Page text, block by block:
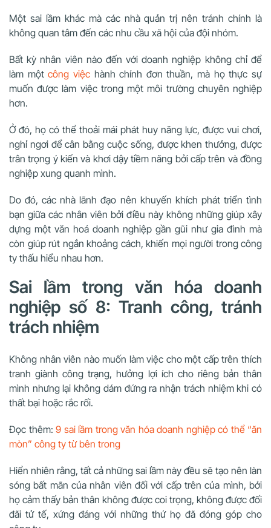
Một sai lầm khác mà các nhà quản trị nên tránh chính là
không quan tâm đến các nhu cầu xã hội của đội nhóm.
Bất kỳ nhân viên nào đến với doanh nghiệp không chỉ để
làm mộtcông việchành chính đơn thuần, mà họ thực sự
muốn được làm việc trong một môi trường chuyên nghiệp
hơn.
Ở đó, họ có thể thoải mái phát huy năng lực, được vui chơi,
nghỉ ngơi để cân bằng cuộc sống, được khen thưởng, được
trân trọng ý kiến và khơi dậy tiềm năng bởi cấp trên và đồng
nghiệp xung quanh mình.
Do đó, các nhà lãnh đạo nên khuyến khích phát triển tình
bạn giữa các nhân viên bởi điều này không những giúp xây
dựng một văn hoá doanh nghiệp gần gũi như gia đình mà
còn giúp rút ngắn khoảng cách, khiến mọi người trong công
ty thấu hiểu nhau hơn.
Sai lầm trong văn hóa doanh
nghiệp số 8: Tranh công, tránh
trách nhiệm
Không nhân viên nào muốn làm việc cho một cấp trên thích
tranh giành công trạng, hưởng lợi ích cho riêng bản thân
mình nhưng lại không dám đứng ra nhận trách nhiệm khi có
thất bại hoặc rắc rối.
Đọc thêm: 9 sai lầm trong văn hóa doanh nghiệp có thể “ăn
mòn” công ty từ bên trong
Hiển nhiên rằng, tất cả những sai lầm này đều sẽ tạo nên làn
sóng bất mãn của nhân viên đối với cấp trên của mình, bởi
họ cảm thấy bản thân không được coi trọng, không được đối
đãi tử tế, xứng đáng với những thứ họ đã đóng góp cho